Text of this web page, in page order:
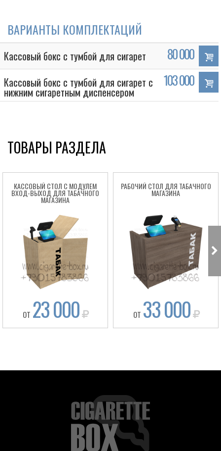
ВАРИАНТЫ КОМПЛЕКТАЦИЙ
Кассовый бокс с тумбой для сигарет 80 000
Кассовый бокс с тумбой для сигарет с
нижним сигаретным диспенсером
103 000
ТОВАРЫ РАЗДЕЛА
КАССОВЫЙ СТОЛ С МОДУЛЕМ
ВХОД-ВЫХОД ДЛЯ ТАБАЧНОГО
МАГАЗИНА
ОТ 23 000
РАБОЧИЙ СТОЛ ДЛЯ ТАБАЧНОГО
МАГАЗИНА
ОТ 33 000